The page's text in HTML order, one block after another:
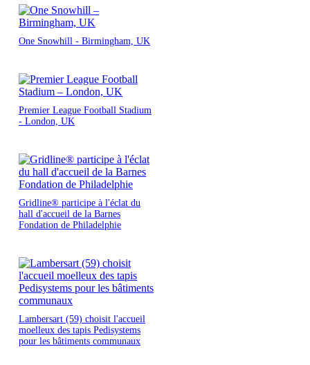
One Snowhill - Birmingham, UK
Premier League Football Stadium
- London, UK
Gridline® participe à l'éclat du
hall d'accueil de la Barnes
Fondation de Philadelphie
Lambersart (59) choisit l'accueil
moelleux des tapis Pedisystems
pour les bâtiments communaux